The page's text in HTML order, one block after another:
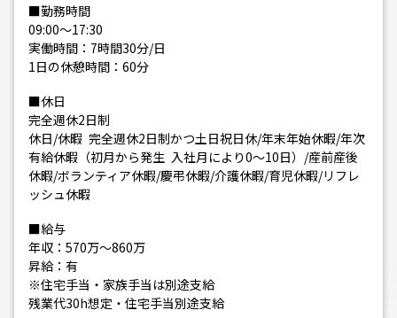
■勤務時間
09:00～17:30
実働時間：7時間30分/日
1日の休憩時間：60分
■休日
完全週休2日制
休日/休暇 完全週休2日制かつ土日祝日休/年末年始休暇/年次
有給休暇（初月から発生 入社月により0～10日）/産前産後
休暇/ボランティア休暇/慶弔休暇/介護休暇/育児休暇/リフレ
ッシュ休暇
■給与
年収：570万〜860万
昇給：有
※住宅手当・家族手当は別途支給
残業代30h想定・住宅手当別途支給